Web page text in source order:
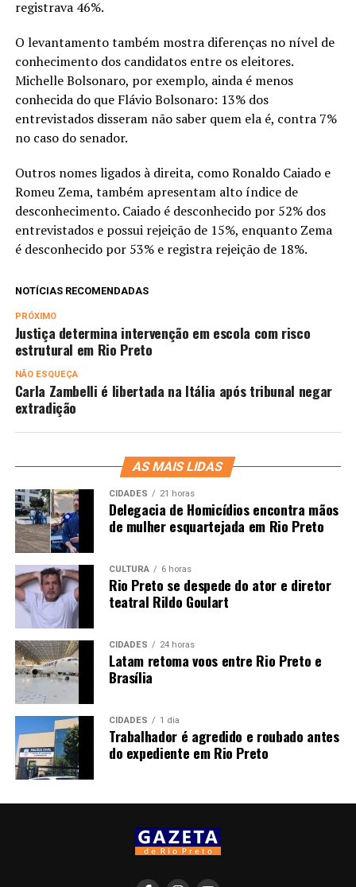
registrava 46%.
O levantamento também mostra diferenças no nível de
conhecimento dos candidatos entre os eleitores.
Michelle Bolsonaro, por exemplo, ainda é menos
conhecida do que Flávio Bolsonaro: 13% dos
entrevistados disseram não saber quem ela é, contra 7%
no caso do senador.
Outros nomes ligados à direita, como Ronaldo Caiado e
Romeu Zema, também apresentam alto índice de
desconhecimento. Caiado é desconhecido por 52% dos
entrevistados e possui rejeição de 15%, enquanto Zema
é desconhecido por 53% e registra rejeição de 18%.
NOTÍCIAS RECOMENDADAS
PRÓXIMO
Justiça determina intervenção em escola com risco
estrutural em Rio Preto
NÃO ESQUEÇA
Carla Zambelli é libertada na Itália após tribunal negar
extradição
AS MAIS LIDAS
CIDADES 21 horas
Delegacia de Homicídios encontra mãos
de mulher esquartejada em Rio Preto
CULTURA 6 horas
Rio Preto se despede do ator e diretor
teatral Rildo Goulart
CIDADES 24 horas
Latam retoma voos entre Rio Preto e
Brasília
CIDADES 1 dia
Trabalhador é agredido e roubado antes
do expediente em Rio Preto